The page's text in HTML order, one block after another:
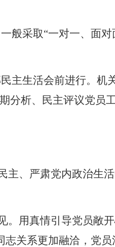
般采取“一对一、面
主生活会前进行。机
分析、民主评议党员
主、严肃党内政治生
。用真情引导党员敞
志关系更加融洽，党员